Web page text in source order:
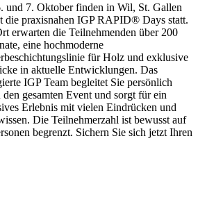
und 7. Oktober finden in Wil, St. Gallen
die praxisnahen IGP RAPID® Days statt.
erwarten die Teilnehmenden über 200
eine hochmoderne
für Holz und exklusive
in aktuelle Entwicklungen. Das
IGP Team begleitet Sie persönlich
den gesamten Event und sorgt für ein
Erlebnis mit vielen Eindrücken und
Die Teilnehmerzahl ist bewusst auf
begrenzt. Sichern Sie sich jetzt Ihren